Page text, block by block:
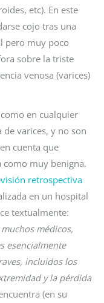
etc). En este
cojo tras una
pero muy poco
sobre la triste
venosa (varices)
en cualquier
varices, y no son
cuenta que
como muy benigna.
retrospectiva
en un hospital
textualmente:
médicos,
esencialmente
incluidos los
y la pérdida
(en su